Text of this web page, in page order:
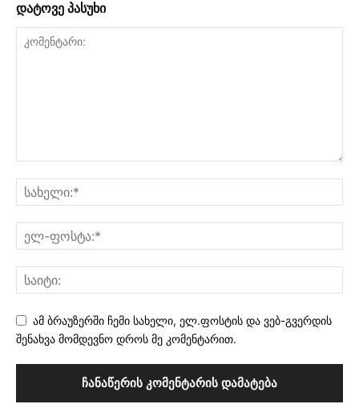
დატოვე პასუხი
ამ ბრაუზერში ჩემი სახელი, ელ.ფოსტის და ვებ-გვერდის
შენახვა მომდევნო დროს მე კომენტარით.